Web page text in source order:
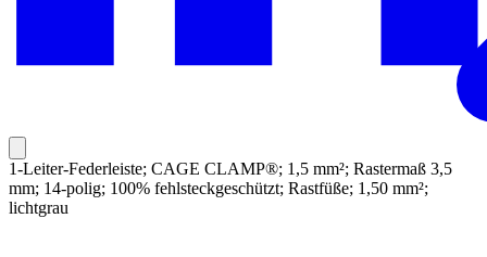
1-Leiter-Federleiste; CAGE CLAMP®; 1,5 mm²; Rastermaß 3,5
mm; 14-polig; 100% fehlsteckgeschützt; Rastfüße; 1,50 mm²;
lichtgrau